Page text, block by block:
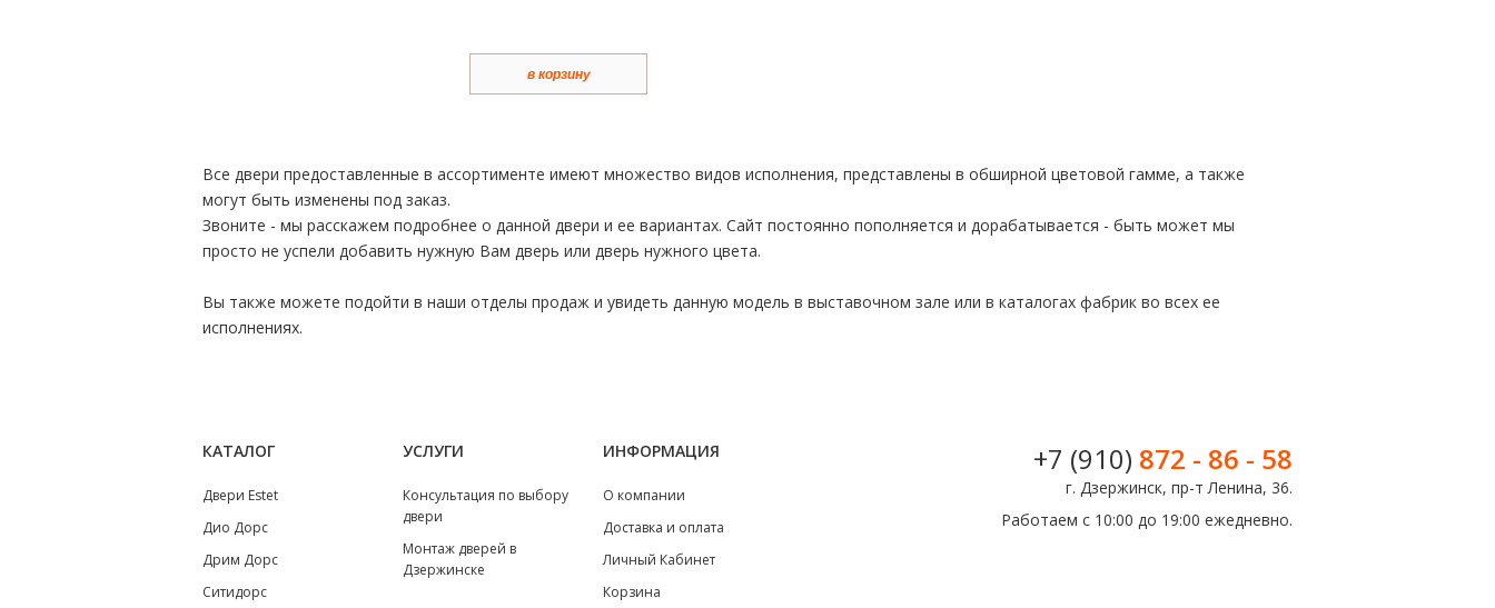
в корзину
Все двери предоставленные в ассортименте имеют множество видов исполнения, представлены в обширной цветовой гамме, а также
могут быть изменены под заказ.
Звоните - мы расскажем подробнее о данной двери и ее вариантах. Сайт постоянно пополняется и дорабатывается - быть может мы
просто не успели добавить нужную Вам дверь или дверь нужного цвета.
Вы также можете подойти в наши отделы продаж и увидеть данную модель в выставочном зале или в каталогах фабрик во всех ее
исполнениях.
КАТАЛОГ
Двери Estet
Дио Дорс
Дрим Дорс
Ситидорс
УСЛУГИ
Консультация по выбору
двери
Монтаж дверей в
Дзержинске
ИНФОРМАЦИЯ
О компании
Доставка и оплата
Личный Кабинет
Корзина
+7 (910) 872 - 86 - 58
г. Дзержинск, пр-т Ленина, 36.
Работаем с 10:00 до 19:00 ежедневно.